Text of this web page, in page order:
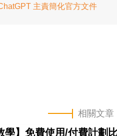
主責簡化官方文件
相關文章
學】免費使用/付費計劃